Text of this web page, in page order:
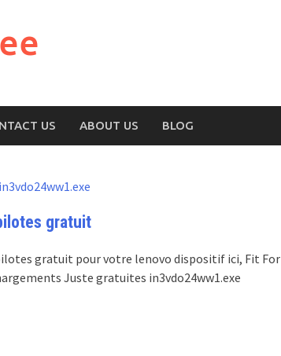
US ABOUT US BLOG
in3vdo24ww1.exe
gratuit
gratuit pour votre lenovo dispositif ici, Fit For
Juste gratuites in3vdo24ww1.exe